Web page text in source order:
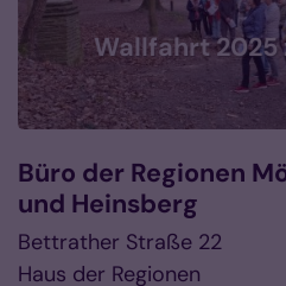
zum Birgelener
Pützchen
Büro der Regionen
und Heinsberg
Bettrather Straße 22
Haus der Regionen